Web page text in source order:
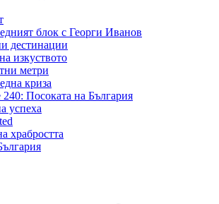
блок с Георги Иванов
дестинации
изкуството
метри
криза
Посоката на България
успеха
храбростта